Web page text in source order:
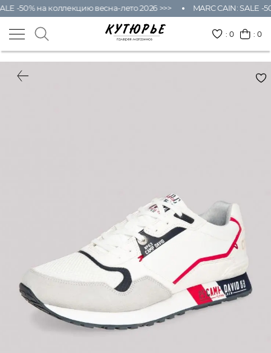
-50% на коллекцию весна-лето 2026 >>> MARC CAIN: SALE -
:0 : 0